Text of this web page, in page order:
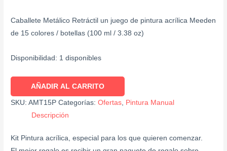
Caballete Metálico Retráctil un juego de pintura acrílica Meeden
de 15 colores / botellas (100 ml / 3.38 oz)
Disponibilidad: 1 disponibles
AÑADIR AL CARRITO
SKU:AMT15P Categorías:Ofertas
Pintura Manual
Descripción
Kit Pintura acrílica, especial para los que quieren comenzar.